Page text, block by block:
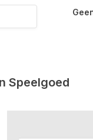
Speelgoed